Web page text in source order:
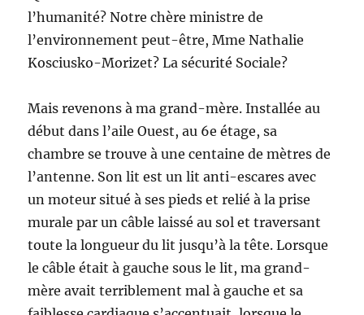
l’humanité? Notre chère ministre de
l’environnement peut-être, Mme Nathalie
Kosciusko-Morizet? La sécurité Sociale?
Mais revenons à ma grand-mère. Installée au
début dans l’aile Ouest, au 6e étage, sa
chambre se trouve à une centaine de mètres de
l’antenne. Son lit est un lit anti-escares avec
un moteur situé à ses pieds et relié à la prise
murale par un câble laissé au sol et traversant
toute la longueur du lit jusqu’à la tête. Lorsque
le câble était à gauche sous le lit, ma grand-
mère avait terriblement mal à gauche et sa